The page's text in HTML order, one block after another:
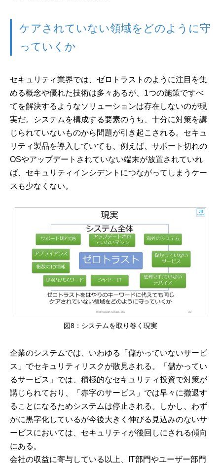
ケアされていない領域をどのように守
っていくか
セキュリティ業界では、ゼロトラストのように注目を集
める概念や優れた技術は多々あるが、1つの施策ですべ
てを解決するようなソリューションは存在しないのが現
実だ。システムを構成する要素のうち、十分に対策を講
じられていないものから問題が引き起こされる。セキュ
リティ製品を導入していても、例えば、サポート切れの
OSやアップデートされていない端末が放置されていれ
ば、セキュリティインシデントにつながってしまうケー
スも少なくない。
図8：システムを取り巻く現実
企業のシステムでは、いわゆる「儲かっていないサービ
ス」でセキュリティリスクが散見される。「儲かってい
るサービス」では、積極的なセキュリティ投資で対策が
講じられており、「赤字のサービス」では早々に撤退す
ることになるためシステムは停止される。しかし、わず
かに黒字化しているが今後大きく伸びる見込みのないサ
ービスにおいては、セキュリティが後回しにされる傾向
にある。
会社の収益に寄与している以上、IT部門やユーザー部門